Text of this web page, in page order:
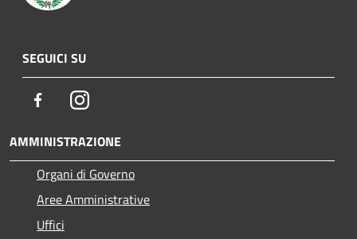
SEGUICI SU
FacebookInstagram
AMMINISTRAZIONE
Organi di Governo
Aree Amministrative
Uffici